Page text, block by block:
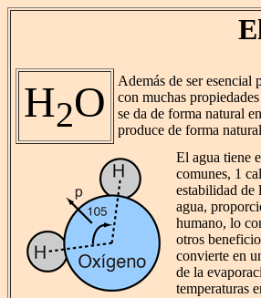
H2O
Además de ser esencial
con muchas
se da de forma natural
produce de forma
El agua tiene
comunes, 1
estabilidad de
agua,
humano, lo
otros
convierte en
de la
temperaturas